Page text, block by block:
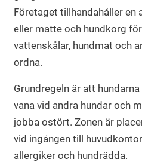
Företaget tillhandahåller en
eller matte och hundkorg
vattenskålar, hundmat och
ordna.
Grundregeln är att
vana vid andra hundar och
jobba ostört. Zonen är
vid ingången till
allergiker och hundrädda.